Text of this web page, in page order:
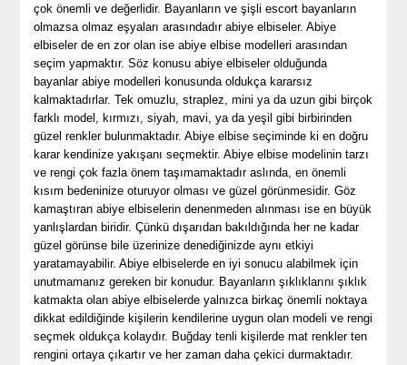
çok önemli ve değerlidir. Bayanların ve şişli escort bayanların
olmazsa olmaz eşyaları arasındadır abiye elbiseler. Abiye
elbiseler de en zor olan ise abiye elbise modelleri arasından
seçim yapmaktır. Söz konusu abiye elbiseler olduğunda
bayanlar abiye modelleri konusunda oldukça kararsız
kalmaktadırlar. Tek omuzlu, straplez, mini ya da uzun gibi birçok
farklı model, kırmızı, siyah, mavi, ya da yeşil gibi birbirinden
güzel renkler bulunmaktadır. Abiye elbise seçiminde ki en doğru
karar kendinize yakışanı seçmektir. Abiye elbise modelinin tarzı
ve rengi çok fazla önem taşımamaktadır aslında, en önemli
kısım bedeninize oturuyor olması ve güzel görünmesidir. Göz
kamaştıran abiye elbiselerin denenmeden alınması ise en büyük
yanlışlardan biridir. Çünkü dışarıdan bakıldığında her ne kadar
güzel görünse bile üzerinize denediğinizde aynı etkiyi
yaratamayabilir. Abiye elbiselerde en iyi sonucu alabilmek için
unutmamanız gereken bir konudur. Bayanların şıklıklarını şıklık
katmakta olan abiye elbiselerde yalnızca birkaç önemli noktaya
dikkat edildiğinde kişilerin kendilerine uygun olan modeli ve rengi
seçmek oldukça kolaydır. Buğday tenli kişilerde mat renkler ten
rengini ortaya çıkartır ve her zaman daha çekici durmaktadır.